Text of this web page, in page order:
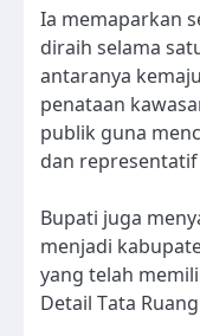
Ia memaparkan
diraih selama
antaranya
penataan
publik guna
dan
Bupati juga
menjadi
yang telah
Detail Tata